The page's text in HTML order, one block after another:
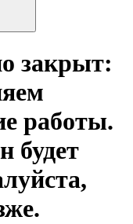
закрыт:
работы.
будет